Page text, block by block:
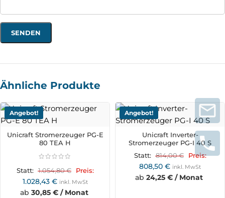
Ähnliche Produkte
Angebot!
Unicraft Stromerzeuger PG-E
80 TEA H
Statt: 1.054,80€ Preis:
1.028,43 € inkl. MwSt
ab 30,85 € / Monat
Angebot!
Unicraft Inverter-
Stromerzeuger PG-I 40 S
Statt: 814,00€ Preis:
808,50 € inkl. MwSt
ab 24,25 € / Monat